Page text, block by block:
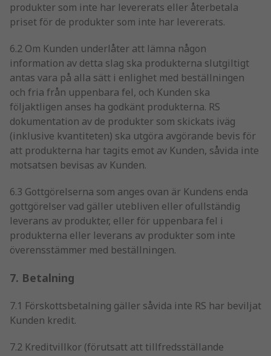
produkter som inte har levererats eller återbetala
priset för de produkter som inte har levererats.
6.2 Om Kunden underlåter att lämna någon
information av detta slag ska produkterna slutgiltigt
antas vara på alla sätt i enlighet med beställningen
och fria från uppenbara fel, och Kunden ska
följaktligen anses ha godkänt produkterna. RS
dokumentation av de produkter som skickats iväg
(inklusive kvantiteten) ska utgöra avgörande bevis för
att produkterna har tagits emot av Kunden, såvida inte
motsatsen bevisas av Kunden.
6.3 Gottgörelserna som anges ovan är Kundens enda
gottgörelser vad gäller utebliven eller ofullständig
leverans av produkter, eller för uppenbara fel i
produkterna eller leverans av produkter som inte
överensstämmer med beställningen.
7. Betalning
7.1 Förskottsbetalning gäller såvida inte RS har beviljat
Kunden kredit.
7.2 Kreditvillkor (förutsatt att tillfredsställande